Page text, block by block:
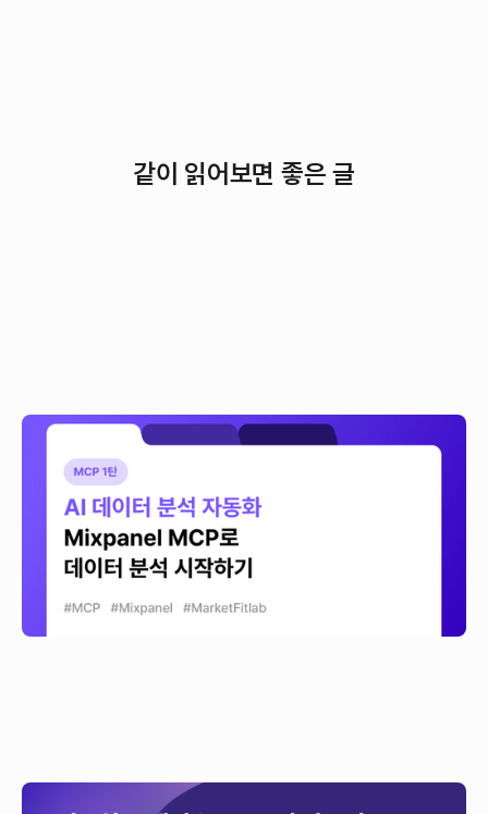
같이 읽어보면 좋은 글
[MCP1탄] AI데이터 분석 자동화: Mixpanel MCP로
클로드·ChatGPT 데이터 분석 시작하기
Mixpanel MCP가 정식 출시되면서 이제 Claude, ChatGPT, Gemini 같은
AI 도구에서 바로 제품 데이터를 묻고 분석할 수 있어요. Mixpanel MCP가
무엇인지, 한국 조직에서 어떤 의미가 있는지와 활용 꿀팁까지 준비했어요.
성공하는 게임은 UA부터 다르다. 게임 마케팅에서 꼭